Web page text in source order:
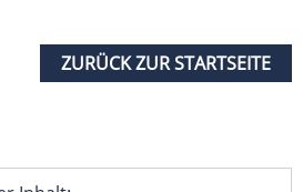
ZURÜCK ZUR STARTSEITE